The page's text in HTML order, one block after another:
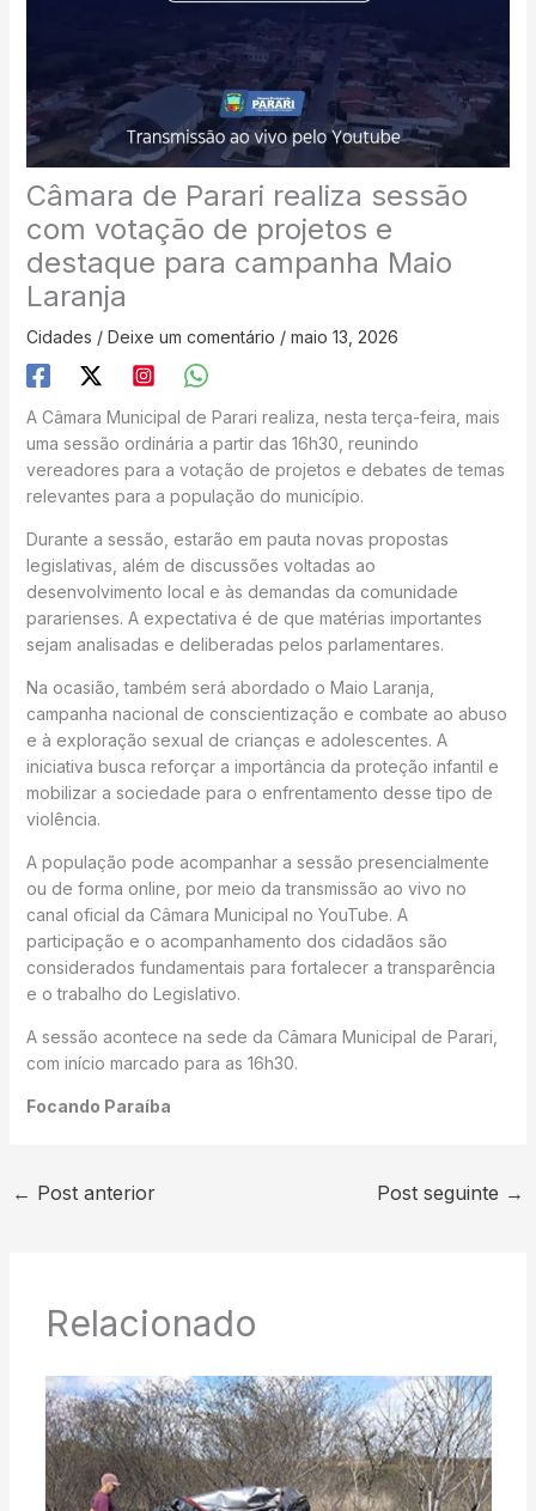
Câmara de Parari realiza sessão
com votação de projetos e
destaque para campanha Maio
Laranja
Cidades / Deixe um comentário / maio 13, 2026
A Câmara Municipal de Parari realiza, nesta terça-feira, mais
uma sessão ordinária a partir das 16h30, reunindo
vereadores para a votação de projetos e debates de temas
relevantes para a população do município.
Durante a sessão, estarão em pauta novas propostas
legislativas, além de discussões voltadas ao
desenvolvimento local e às demandas da comunidade
pararienses. A expectativa é de que matérias importantes
sejam analisadas e deliberadas pelos parlamentares.
Na ocasião, também será abordado o Maio Laranja,
campanha nacional de conscientização e combate ao abuso
e à exploração sexual de crianças e adolescentes. A
iniciativa busca reforçar a importância da proteção infantil e
mobilizar a sociedade para o enfrentamento desse tipo de
violência.
A população pode acompanhar a sessão presencialmente
ou de forma online, por meio da transmissão ao vivo no
canal oficial da Câmara Municipal no YouTube. A
participação e o acompanhamento dos cidadãos são
considerados fundamentais para fortalecer a transparência
e o trabalho do Legislativo.
A sessão acontece na sede da Câmara Municipal de Parari,
com início marcado para as 16h30.
Focando Paraíba
← Post anterior Post seguinte →
Relacionado